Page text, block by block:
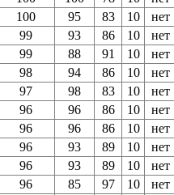
100 95 83 10
нет
99 93 86 10
нет
99 88 91 10
нет
98 94 86 10
нет
97 98 83 10
нет
96 96 86 10
нет
96 96 86 10
нет
96 93 89 10
нет
96 93 89 10
нет
96 85 97 10
нет